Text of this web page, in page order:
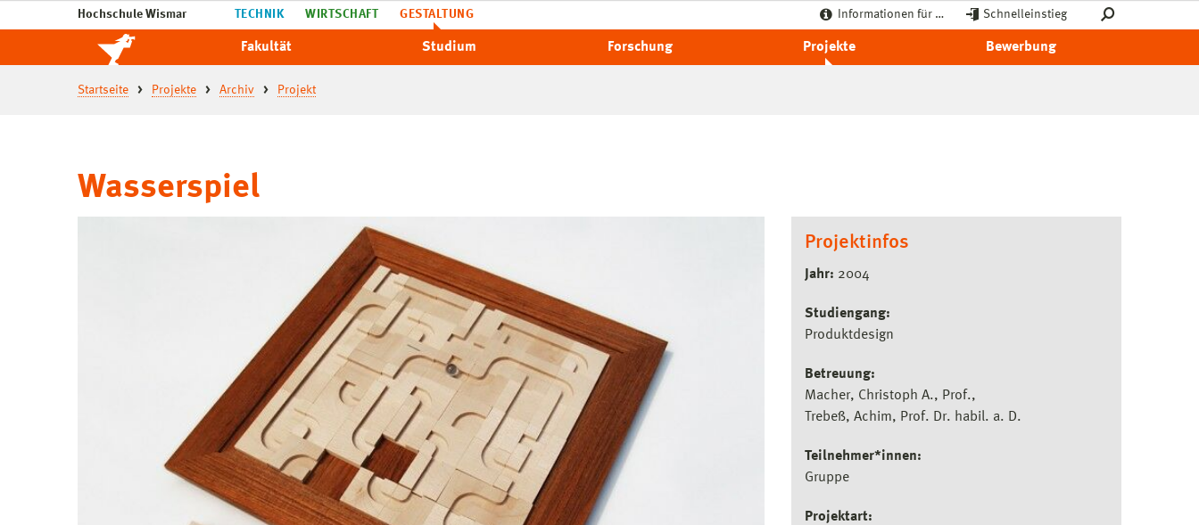
Hochschule Wismar TECHNIK WIRTSCHAFT GESTALTUNG Informationen für … Schnelleinstieg
Fakultät Studium Forschung Projekte Bewerbung
Startseite Projekte Archiv Projekt
Wasserspiel
Projektinfos
Jahr: 2004
Studiengang:
Produktdesign
Betreuung:
Macher, Christoph A., Prof.
Trebeß, Achim, Prof. Dr. habil. a. D.
Teilnehmer*innen:
Gruppe
Projektart: